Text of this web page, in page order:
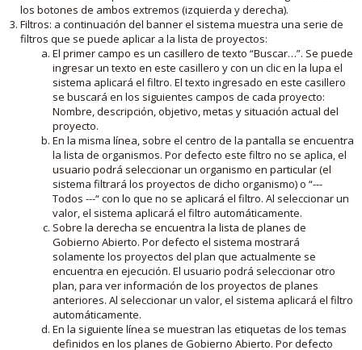
los botones de ambos extremos (izquierda y derecha).
Filtros: a continuación del banner el sistema muestra una serie de
filtros que se puede aplicar a la lista de proyectos:
El primer campo es un casillero de texto “Buscar…”. Se puede
ingresar un texto en este casillero y con un clic en la lupa el
sistema aplicará el filtro. El texto ingresado en este casillero
se buscará en los siguientes campos de cada proyecto:
Nombre, descripción, objetivo, metas y situación actual del
proyecto.
En la misma línea, sobre el centro de la pantalla se encuentra
la lista de organismos. Por defecto este filtro no se aplica, el
usuario podrá seleccionar un organismo en particular (el
sistema filtrará los proyectos de dicho organismo) o “---
Todos ---“ con lo que no se aplicará el filtro. Al seleccionar un
valor, el sistema aplicará el filtro automáticamente.
Sobre la derecha se encuentra la lista de planes de
Gobierno Abierto. Por defecto el sistema mostrará
solamente los proyectos del plan que actualmente se
encuentra en ejecución. El usuario podrá seleccionar otro
plan, para ver información de los proyectos de planes
anteriores. Al seleccionar un valor, el sistema aplicará el filtro
automáticamente.
En la siguiente línea se muestran las etiquetas de los temas
definidos en los planes de Gobierno Abierto. Por defecto